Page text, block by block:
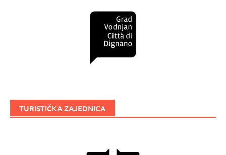
TURISTIČKA ZAJEDNICA